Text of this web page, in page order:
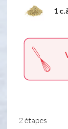
1
2 étapes